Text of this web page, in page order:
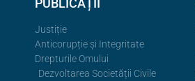
PUBLICAȚII
Justiție
Anticorupție și Integritate
Drepturile Omului
Dezvoltarea Societății Civile